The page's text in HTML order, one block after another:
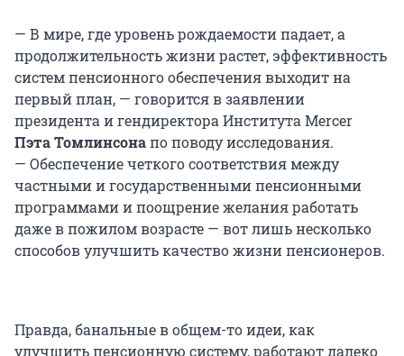
— В мире, где уровень рождаемости падает, а
продолжительность жизни растет, эффективность
систем пенсионного обеспечения выходит на
первый план, — говорится в заявлении
президента и гендиректора Института Mercer
Пэта Томлинсонапо поводу исследования.
— Обеспечение четкого соответствия между
частными и государственными пенсионными
программами и поощрение желания работать
даже в пожилом возрасте — вот лишь несколько
способов улучшить качество жизни пенсионеров.
Правда, банальные в общем-то идеи, как
улучшить пенсионную систему, работают далеко